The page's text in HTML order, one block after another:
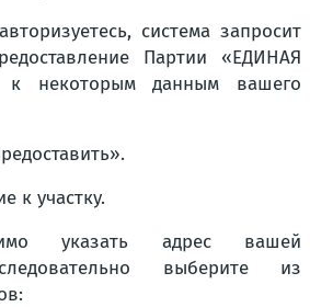
система запросит
Партии «ЕДИНАЯ
к некоторым данным вашего
к участку.
указать адрес вашей
выберите из